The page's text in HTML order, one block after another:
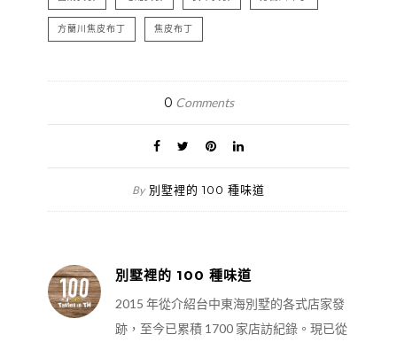
方蘭川焦皮布丁 焦皮布丁
0 Comments
By 別墅裡的 100 種味道
別墅裡的 100 種味道
2015 年從介紹台中東海別墅的各式店家發
跡，至今已累積 1700 家店訪紀錄。現已從